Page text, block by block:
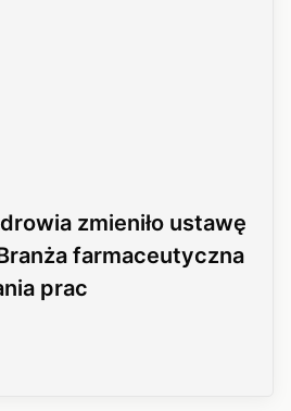
zmieniło ustawę
farmaceutyczna
prac